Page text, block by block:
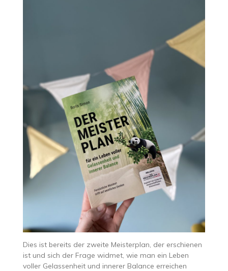
Dies ist bereits der zweite Meisterplan, der erschienen
ist und sich der Frage widmet, wie man ein Leben
voller Gelassenheit und innerer Balance erreichen